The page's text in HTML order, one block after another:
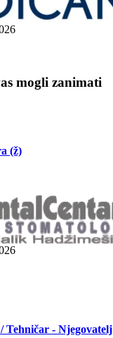
mogli zanimati
(ž)
Tehničar - Njegovatelj